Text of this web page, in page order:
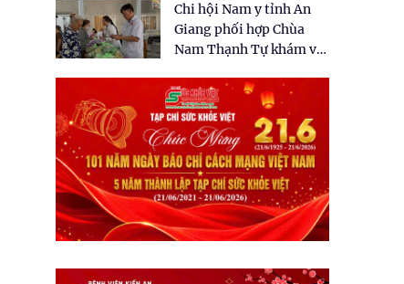
dân tại xã Tân Tập
Chi hội Nam y tỉnh An
Giang phối hợp Chùa
Nam Thạnh Tự khám và
nhân dân